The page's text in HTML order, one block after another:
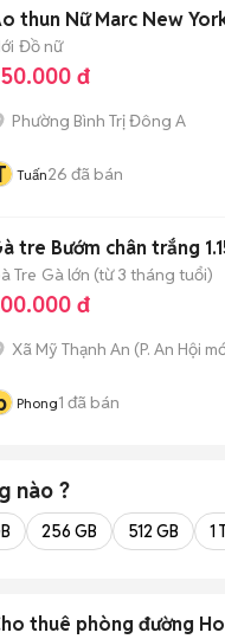
thun Nữ Marc New
Đồ nữ
đ
Phường Bình Trị Đông A
Tuấn26 đã bán
tre Bướm chân trắng
Tre Gà lớn (từ 3 tháng tuổi)
đ
Xã Mỹ Thạnh An (P. An Hội
Phong1 đã bán
nào ?
256 GB 512 GB 1
thuê phòng đường